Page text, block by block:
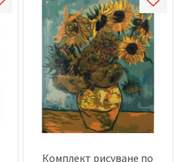
Комплект рисуване по